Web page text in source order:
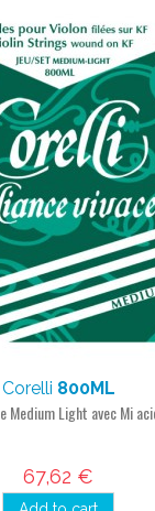
Corelli 800ML
Medium Light avec Mi
67,62 €